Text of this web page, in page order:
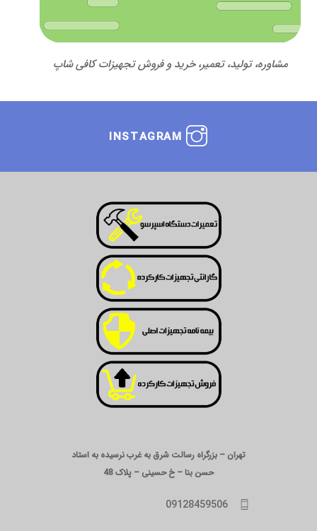
مشاوره، تولید، تعمیر، خرید و فروش تجهیزات کافی شاپ
INSTAGRAM
تهران – بزرگراه رسالت شرق به غرب نرسیده به استاد
حسن بنا – خ حسینی – پلاک 48
09128459506